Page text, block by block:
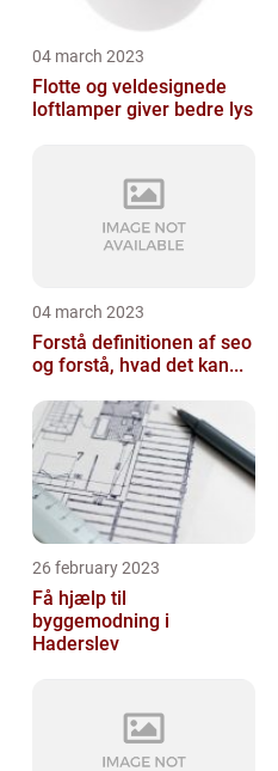
04 march 2023
Flotte og veldesignede
loftlamper giver bedre lys
04 march 2023
Forstå definitionen af seo
og forstå, hvad det kan...
26 february 2023
Få hjælp til
byggemodning i
Haderslev